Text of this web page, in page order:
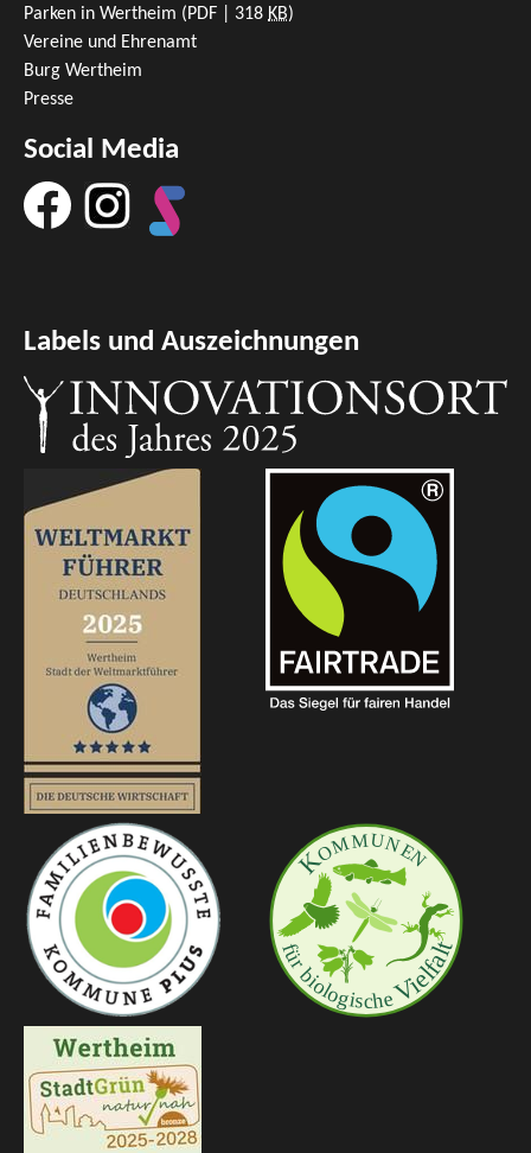
Parken in Wertheim (PDF | 318 KB)
Vereine und Ehrenamt
Burg Wertheim
Presse
Social Media
Labels und Auszeichnungen